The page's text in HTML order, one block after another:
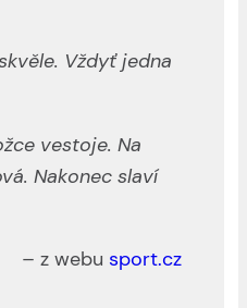
Vždyť jedna
vestoje. Na
Nakonec slaví
– z webu sport.cz